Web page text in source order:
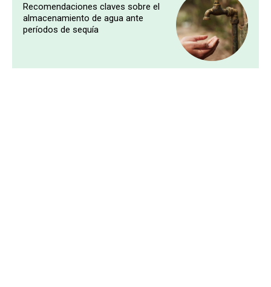
Recomendaciones claves sobre el
almacenamiento de agua ante
períodos de sequía